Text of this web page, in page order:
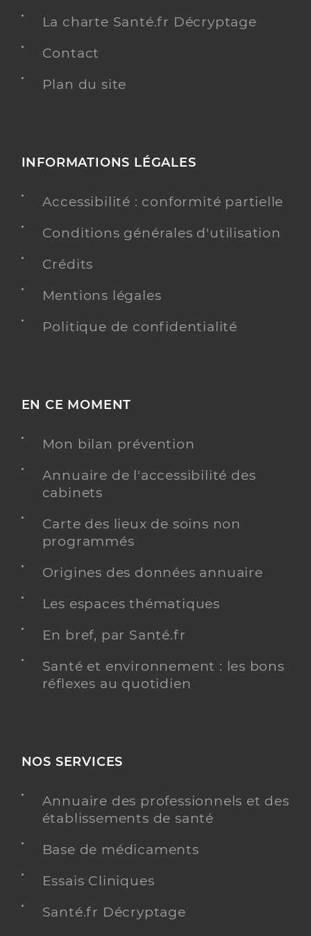
La charte Santé.fr Décryptage
Contact
Plan du site
INFORMATIONS LÉGALES
Accessibilité : conformité partielle
Conditions générales d'utilisation
Crédits
Mentions légales
Politique de confidentialité
EN CE MOMENT
Mon bilan prévention
Annuaire de l'accessibilité des
cabinets
Carte des lieux de soins non
programmés
Origines des données annuaire
Les espaces thématiques
En bref, par Santé.fr
Santé et environnement : les bons
réflexes au quotidien
NOS SERVICES
Annuaire des professionnels et des
établissements de santé
Base de médicaments
Essais Cliniques
Santé.fr Décryptage